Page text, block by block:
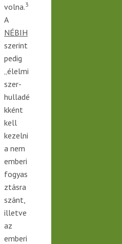
volna.3
A
NÉBIH
szerint
pedig
„élelmi
szer-
hulladé
kként
kell
kezelni
a nem
emberi
fogyas
ztásra
szánt,
illetve
az
emberi